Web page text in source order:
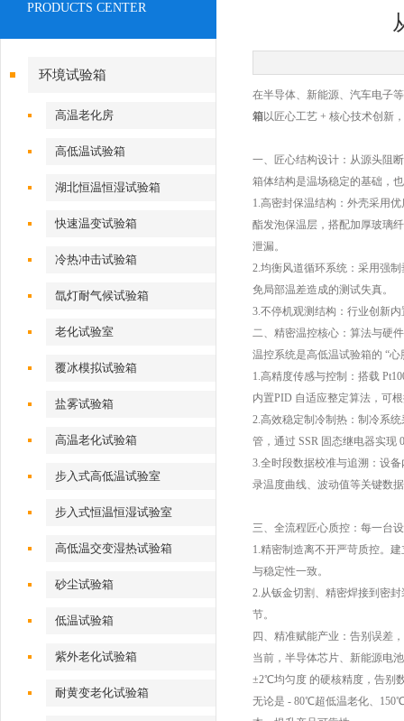
PRODUCTS CENTER
环境试验箱
高温老化房
高低温试验箱
湖北恒温恒湿试验箱
快速温变试验箱
冷热冲击试验箱
氙灯耐气候试验箱
老化试验室
覆冰模拟试验箱
盐雾试验箱
高温老化试验箱
步入式高低温试验室
步入式恒温恒湿试验室
高低温交变湿热试验箱
砂尘试验箱
低温试验箱
紫外老化试验箱
耐黄变老化试验箱
在半导体、新能源、汽车电子
箱以匠心工艺 + 核心技术创新
一、匠心结构设计：从源头阻
箱体结构是温场稳定的基础，
1.高密封保温结构：外壳采用
酯发泡保温层，搭配加厚玻璃
泄漏。
2.均衡风道循环系统：采用强
免局部温差造成的测试失真。
3.不停机观测结构：行业创新
二、精密温控核心：算法与硬
温控系统是高低温试验箱的 “
1.高精度传感与控制：搭载
内置PID 自适应整定算法，可
2.高效稳定制冷制热：制冷系
管，通过 SSR 固态继电器实现
3.全时段数据校准与追溯：设
录温度曲线、波动值等关键数
三、全流程匠心质控：每一台
1.精密制造离不开严苛质控。
与稳定性一致。
2.从钣金切割、精密焊接到密
节。
四、精准赋能产业：告别误差
当前，半导体芯片、新能源电
±2℃均匀度 的硬核精度，告别
无论是 - 80℃超低温老化、